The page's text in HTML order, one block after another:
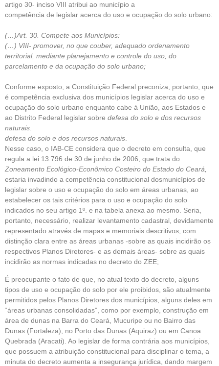
artigo 30- inciso VIII atribui ao município a
competência de legislar acerca do uso e ocupação do solo urbano:
(…)Art. 30. Compete aos Municípios:
(…) VIII- promover, no que couber, adequado ordenamento
territorial, mediante planejamento e controle do uso, do
parcelamento e da ocupação do solo urbano;
Conforme exposto, a Constituição Federal preconiza, portanto, que
é competência exclusiva dos municípios legislar acerca do uso e
ocupação do solo urbano enquanto cabe à União, aos Estados e
ao Distrito Federal legislar sobre defesa do solo e dos recursos
naturais.
defesa do solo e dos recursos naturais.
Nesse caso, o IAB-CE considera que o decreto em consulta, que
regula a lei 13.796 de 30 de junho de 2006, que trata do
Zoneamento Ecológico-Econômico Costeiro do Estado do Ceará,
estaria invadindo a competência constitucional dosmunicípios de
legislar sobre o uso e ocupação do solo em áreas urbanas, ao
estabelecer os tais critérios para o uso e ocupação do solo
indicados no seu artigo 1º. e na tabela anexa ao mesmo. Seria,
portanto, necessário, realizar levantamento cadastral, devidamente
representado através de mapas e memoriais descritivos, com
distinção clara entre as áreas urbanas -sobre as quais incidirão os
respectivos Planos Diretores- e as demais áreas- sobre as quais
incidirão as normas indicadas no decreto do ZEE;
É preocupante o fato de que, no atual texto do decreto, alguns
tipos de uso e ocupação do solo por ele proibidos, são atualmente
permitidos pelos Planos Diretores dos municípios, alguns deles em
“áreas urbanas consolidadas”, como por exemplo, construção em
área de dunas na Barra do Ceará, Mucuripe ou no Bairro das
Dunas (Fortaleza), no Porto das Dunas (Aquiraz) ou em Canoa
Quebrada (Aracati). Ao legislar de forma contrária aos municípios,
que possuem a atribuição constitucional para disciplinar o tema, a
minuta do decreto aumenta a insegurança jurídica, dando margem